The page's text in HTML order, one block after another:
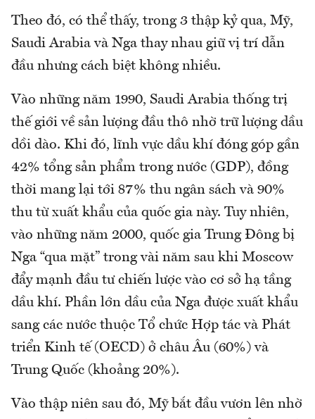
Theo đó, có thể thấy, trong 3 thập kỷ qua, Mỹ,
Saudi Arabia và Nga thay nhau giữ vị trí dẫn
đầu nhưng cách biệt không nhiều.
Vào những năm 1990, Saudi Arabia thống trị
thế giới về sản lượng đầu thô nhờ trữ lượng dầu
dồi dào. Khi đó, lĩnh vực dầu khí đóng góp gần
42% tổng sản phẩm trong nước (GDP), đồng
thời mang lại tới 87% thu ngân sách và 90%
thu từ xuất khẩu của quốc gia này. Tuy nhiên,
vào những năm 2000, quốc gia Trung Đông bị
Nga “qua mặt” trong vài năm sau khi Moscow
đẩy mạnh đầu tư chiến lược vào cơ sở hạ tầng
dầu khí. Phần lớn dầu của Nga được xuất khẩu
sang các nước thuộc Tổ chức Hợp tác và Phát
triển Kinh tế (OECD) ở châu Âu (60%) và
Trung Quốc (khoảng 20%).
Vào thập niên sau đó, Mỹ bắt đầu vươn lên nhờ